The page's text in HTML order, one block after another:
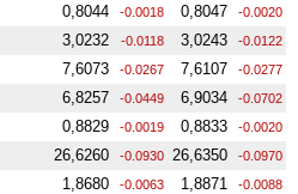
0,8044 -0.0018 0,8047 -0.0020
3,0232 -0.0118 3,0243 -0.0122
7,6073 -0.0267 7,6107 -0.0277
6,8257 -0.0449 6,9034 -0.0702
0,8829 -0.0019 0,8833 -0.0020
26,6260 -0.0930 26,6350 -0.0970
1,8680 -0.0063 1,8871 -0.0088